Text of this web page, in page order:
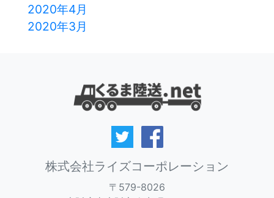
2020年4月
2020年3月
株式会社ライズコーポレーション
〒579-8026